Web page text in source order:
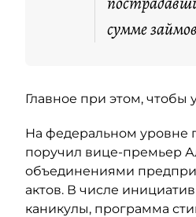
сумме
Главное при этом, чтобы
На федеральном уровне
поручил вице-премьер
объединениями
актов. В числе
каникулы, программа